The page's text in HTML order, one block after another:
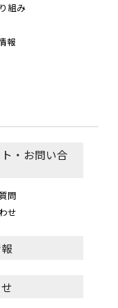
組み
報
・お問い合
問
せ